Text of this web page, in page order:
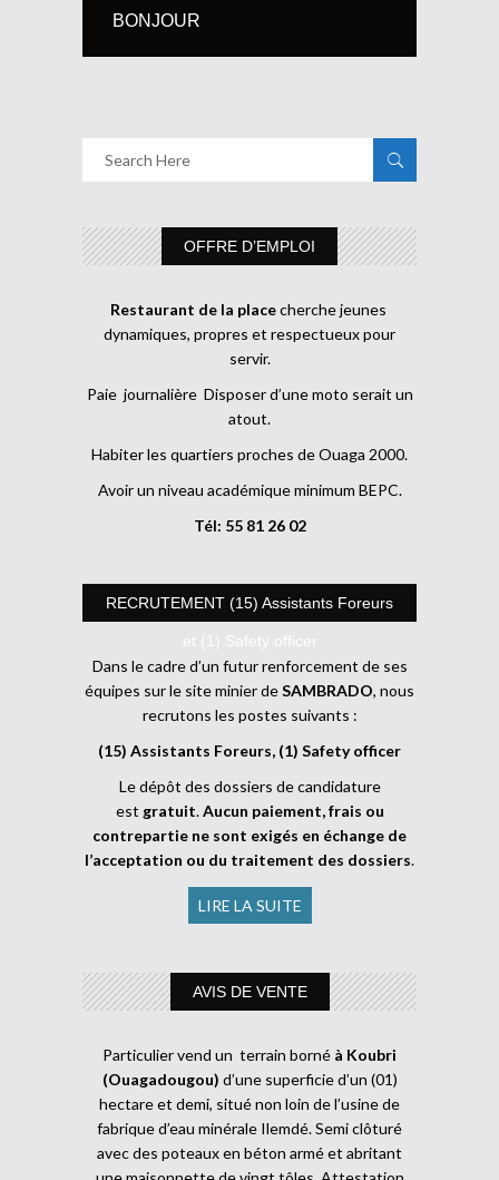
BONJOUR
OFFRE D’EMPLOI
Restaurant de la placecherche jeunes
dynamiques, propres et respectueux pour
servir.
Paie journalière Disposer d’une moto serait un
atout.
Habiter les quartiers proches de Ouaga 2000.
Avoir un niveau académique minimum BEPC.
Tél: 55 81 26 02
RECRUTEMENT (15) Assistants Foreurs
et (1) Safety officer
Dans le cadre d’un futur renforcement de ses
équipes sur le site minier deSAMBRADO, nous
recrutons les postes suivants :
(15) Assistants Foreurs, (1) Safety officer
Le dépôt des dossiers de candidature
est gratuit.Aucun paiement, frais ou
contrepartie ne sont exigés en échange de
l’acceptation ou du traitement des dossiers.
LIRE LA SUITE
AVIS DE VENTE
Particulier vend un terrain borné à Koubri
(Ouagadougou) d’une superficie d’un (01)
hectare et demi, situé non loin de l’usine de
fabrique d’eau minérale Ilemdé. Semi clôturé
avec des poteaux en béton armé et abritant